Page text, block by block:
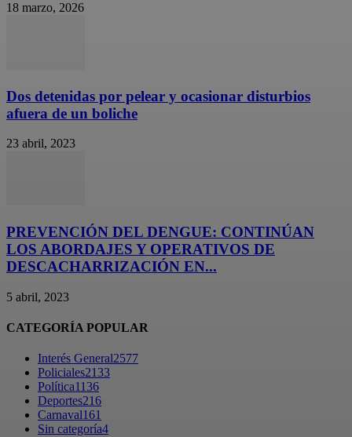
18 marzo, 2026
Dos detenidas por pelear y ocasionar disturbios
afuera de un boliche
23 abril, 2023
PREVENCIÓN DEL DENGUE: CONTINÚAN
LOS ABORDAJES Y OPERATIVOS DE
DESCACHARRIZACIÓN EN...
5 abril, 2023
CATEGORÍA POPULAR
Interés General2577
Policiales2133
Política1136
Deportes216
Carnaval161
Sin categoría4